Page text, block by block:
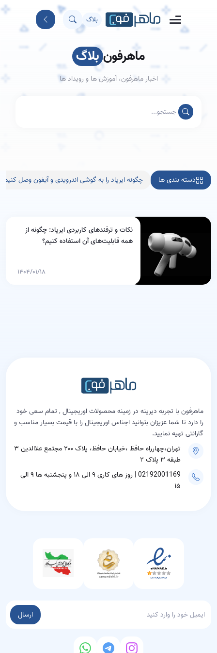
بلاگ
ماهرفون بلاگ
اخبار ماهرفون، آموزش ها و رویداد ها
دسته بندی ها چگونه ایرپاد را به گوشی اندرویدی و آیفون وصل کنیم
نکات و ترفندهای کاربردی ایرپاد: چگونه از
همه قابلیت‌های آن استفاده کنیم؟
۱۴۰۴/۰۱/۱۸
ماهرفون با تجربه دیرینه در زمینه محصولات اوریجینال , تمام سعی خود
را دارد تا شما عزیزان بتوانید اجناس اوریجینال را با قیمت بسیار مناسب و
گارانتی تهیه نمایید.
تهران،چهارراه حافظ ،خیابان حافظ، پلاک ۲۰۰ مجتمع علاالدین ۳
طبقه ۳ پلاک ۲
02192001169 | روز های کاری ۹ الی ۱۸ و پنجشنبه ها ۹ الی
۱۵
ارسال